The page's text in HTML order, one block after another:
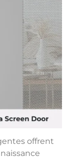
offrent